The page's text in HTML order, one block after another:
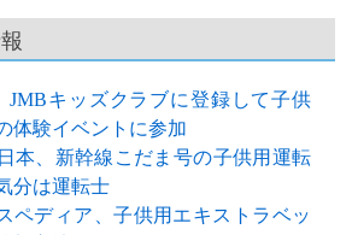
JMBキッズクラブに登録して子供
体験イベントに参加
本、新幹線こだま号の子供用運転
分は運転士
ペディア、子供用エキストラベッ